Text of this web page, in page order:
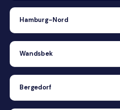
Hamburg-Nord
Wandsbek
Bergedorf